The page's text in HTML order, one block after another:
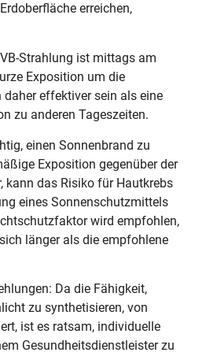
erreichen,
Strahlung ist mittags am
Exposition um die
effektiver sein als eine
zu anderen Tageszeiten.
einen Sonnenbrand zu
Exposition gegenüber der
kann das Risiko für Hautkrebs
eines Sonnenschutzmittels
wird empfohlen,
länger als die empfohlene
Da die Fähigkeit,
zu synthetisieren, von
ist es ratsam, individuelle
Gesundheitsdienstleister zu